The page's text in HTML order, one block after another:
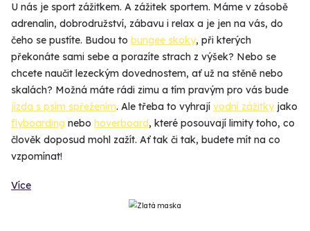
U nás je sport zážitkem. A zážitek sportem. Máme v zásobě
adrenalin, dobrodružství, zábavu i relax a je jen na vás, do
čeho se pustíte. Budou to bungee skoky, při kterých
překonáte sami sebe a porazíte strach z výšek? Nebo se
chcete naučit lezeckým dovednostem, ať už na stěně nebo
skalách? Možná máte rádi zimu a tím pravým pro vás bude
jízda s psím spřežením. Ale třeba to vyhrají vodní zážitky jako
flyboarding nebo hoverboard, které posouvají limity toho, co
člověk doposud mohl zažít. Ať tak či tak, budete mít na co
vzpomínat!
Více